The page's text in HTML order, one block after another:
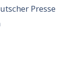
Presse